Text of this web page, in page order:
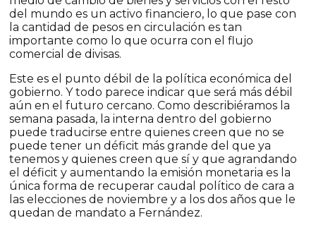
del mundo es un activo financiero, lo que pase con
la cantidad de pesos en circulación es tan
importante como lo que ocurra con el flujo
comercial de divisas.
Este es el punto débil de la política económica del
gobierno. Y todo parece indicar que será más débil
aún en el futuro cercano. Como describiéramos la
semana pasada, la interna dentro del gobierno
puede traducirse entre quienes creen que no se
puede tener un déficit más grande del que ya
tenemos y quienes creen que sí y que agrandando
el déficit y aumentando la emisión monetaria es la
única forma de recuperar caudal político de cara a
las elecciones de noviembre y a los dos años que le
quedan de mandato a Fernández.